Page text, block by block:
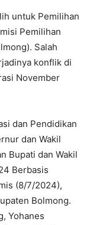
untuk Pemilihan
Pemilihan
Salah
konflik di
November
dan Pendidikan
dan Wakil
Bupati dan Wakil
Berbasis
(8/7/2024),
Bolmong.
Yohanes